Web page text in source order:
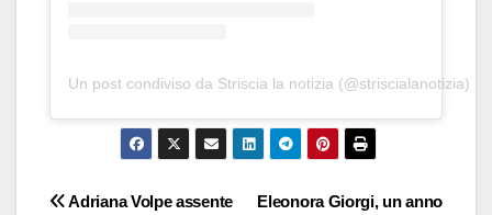
Un post condiviso da Striscia la notizia (@striscialanotizia)
Navigazione
Eleonora Giorgi, un anno
Adriana Volpe assente